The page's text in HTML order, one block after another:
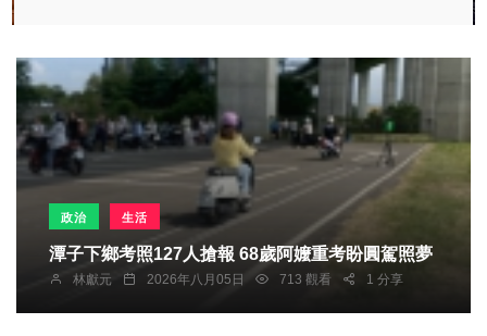
政治 生活
潭子下鄉考照127人搶報 68歲阿嬤重考盼圓駕照夢
林獻元 2026年八月05日 713 觀看 1 分享